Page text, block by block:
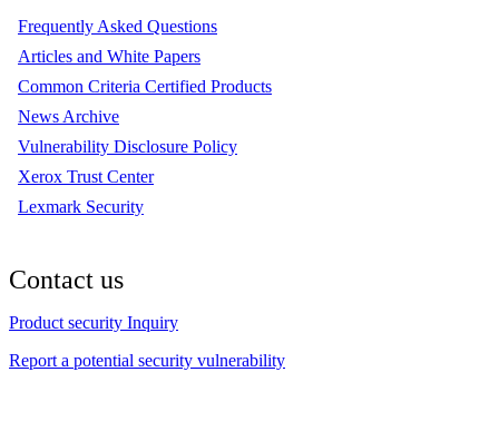
Frequently Asked Questions
Articles and White Papers
Common Criteria Certified Products
News Archive
Vulnerability Disclosure Policy
Xerox Trust Center
Lexmark Security
Contact us
Product security Inquiry
Report a potential security vulnerability